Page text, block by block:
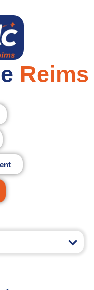
Reims